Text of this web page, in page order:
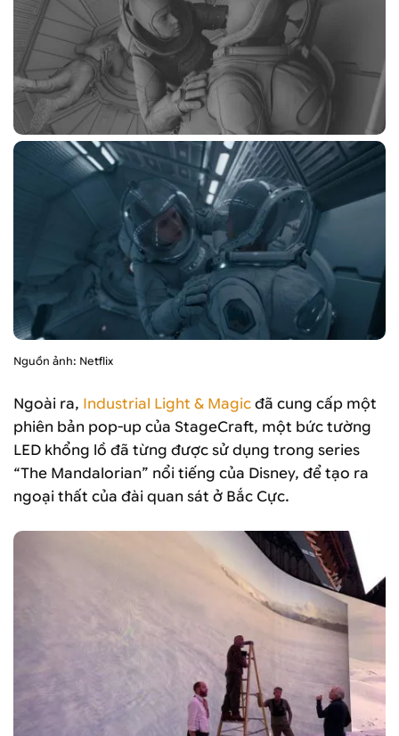
Nguồn ảnh: Netflix
Ngoài ra, Industrial Light & Magic đã cung cấp một
phiên bản pop-up của StageCraft, một bức tường
LED khổng lồ đã từng được sử dụng trong series
“The Mandalorian” nổi tiếng của Disney, để tạo ra
ngoại thất của đài quan sát ở Bắc Cực.